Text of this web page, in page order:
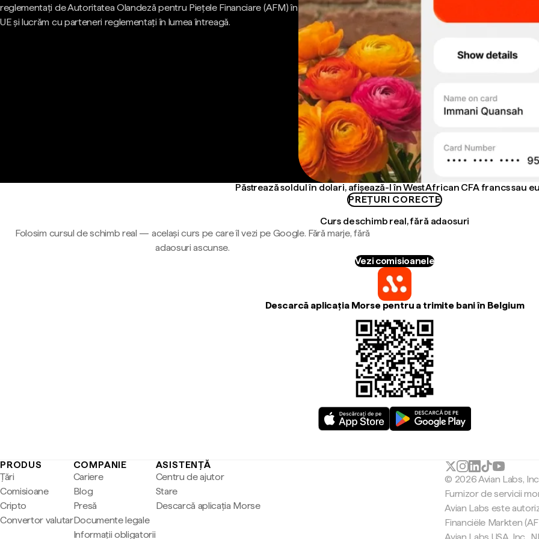
reglementați de Autoritatea Olandeză pentru Piețele Financiare (AFM) în
UE și lucrăm cu parteneri reglementați în lumea întreagă.
Păstrează soldul în dolari, afișează-l în West African CFA francs sau
PREȚURI CORECTE
Curs de schimb real, fără adaosuri
Folosim cursul de schimb real — același curs pe care îl vezi pe Google. Fără marje, fără
adaosuri ascunse.
Vezi comisioanele
Descarcă aplicația Morse pentru a trimite bani în Belgium
PRODUS
Țări
Comisioane
Cripto
Convertor valutar
COMPANIE
Cariere
Blog
Presă
Documente legale
Informații obligatorii
ASISTENȚĂ
Centru de ajutor
Stare
Descarcă aplicația Morse
© 2026 Avian Labs, Inc
Furnizor de servicii
Avian Labs este
Financiële Markten